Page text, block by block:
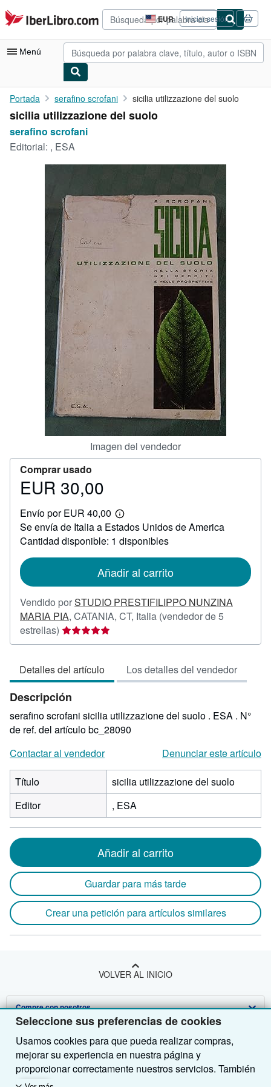
Seleccione sus preferencias de cookies
Usamos cookies para que pueda realizar compras,
mejorar su experiencia en nuestra página y
proporcionar correctamente nuestros servicios. También
utilizamos cookies para comprender el modo en que los
Pasar al contenido principal
IberLibro.com EUR
Preferencias
de
compra
del
Iniciar sesión
Menú
Mi cuenta
Consultar mis pedidos
Arte y coleccionismo
Comenzar a vender
Portada serafino scrofani sicilia utilizzazione del suolo
sicilia utilizzazione del suolo
serafino scrofani
Editorial: , ESA
Imagen del vendedor
Comprar usado
Precio
30,00
EUR 30,00
Envío por EUR 40,00
Más
información
sobre
las
envío
Se envía de Italia a Estados Unidos de America
Cantidad disponible: 1 disponibles
Añadir al carrito
Vendido porSTUDIO PRESTIFILIPPO NUNZINA
MARIA PIA, CATANIA, CT, Italia (vendedor de 5
estrellas) Calificación
del
5
de
5
estrellas
Detalles del artículo Los detalles del vendedor
Descripción
serafino scrofani sicilia utilizzazione del suolo . ESA . N°
de ref. del artículo bc_28090
Contactar al vendedor
Denunciar este artículo
Título
sicilia utilizzazione del suolo
Editor
, ESA
Añadir al carrito
Guardar para más tarde
Crear una petición para artículos similares
VOLVER AL INICIO
Compre con nosotros
Colecciones
Mi cuenta
Comenzar a vender
Únase a nuestro programa de afiliados
Sobre nosotros
Sobre IberLibro
Obtener Ayuda